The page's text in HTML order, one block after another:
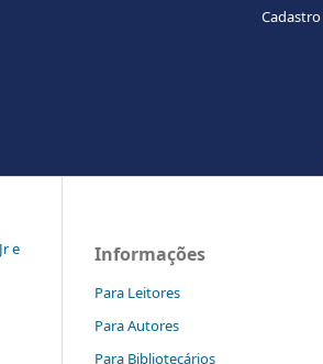
Cadastro
e
Informações
Para Leitores
Para Autores
Para Bibliotecários